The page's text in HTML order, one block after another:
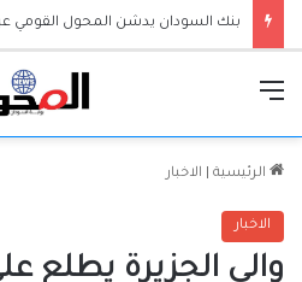
بنك السودان يدشن المحول القومي
الرئيسية الاخبار
الاخبار
والي الجزيرة يطلع